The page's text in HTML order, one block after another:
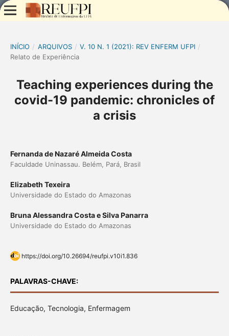
INÍCIO / ARQUIVOS / V. 10 N. 1 (2021): REV ENFERM UFPI /
Relato de Experiência
Teaching experiences during the
covid-19 pandemic: chronicles of
a crisis
Fernanda de Nazaré Almeida Costa
Faculdade Uninassau. Belém, Pará, Brasil
Elizabeth Texeira
Universidade do Estado do Amazonas
Bruna Alessandra Costa e Silva Panarra
Universidade do Estado do Amazonas
https://doi.org/10.26694/reufpi.v10i1.836
PALAVRAS-CHAVE:
Educação, Tecnologia, Enfermagem